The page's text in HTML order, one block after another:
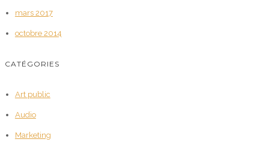
mars 2017
octobre 2014
CATÉGORIES
Art public
Audio
Marketing